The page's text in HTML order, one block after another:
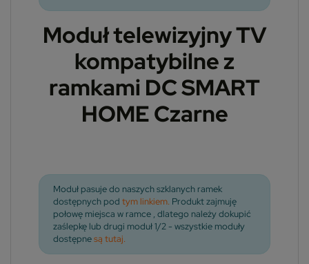
Moduł telewizyjny TV
kompatybilne z
ramkami DC SMART
HOME Czarne
Moduł pasuje do naszych szklanych ramek
dostępnych pod tym linkiem. Produkt zajmuję
połowę miejsca w ramce , dlatego należy dokupić
zaślepkę lub drugi moduł 1/2 - wszystkie moduły
dostępnesą tutaj.